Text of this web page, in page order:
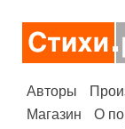
Авторы
Магазин
О